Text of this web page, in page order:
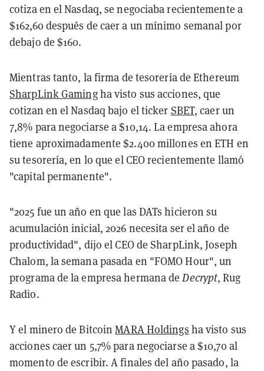
cotiza en el Nasdaq, se negociaba recientemente a
$162,60 después de caer a un mínimo semanal por
debajo de $160.
Mientras tanto, la firma de tesorería de Ethereum
SharpLink Gamingha visto sus acciones, que
cotizan en el Nasdaq bajo el ticker SBET, caer un
7,8% para negociarse a $10,14. La empresa ahora
tiene aproximadamente $2.400 millones en ETH en
su tesorería, en lo que el CEO recientemente llamó
"capital permanente".
"2025 fue un año en que las DATs hicieron su
acumulación inicial, 2026 necesita ser el año de
productividad", dijo el CEO de SharpLink, Joseph
Chalom, la semana pasada en "FOMO Hour", un
programa de la empresa hermana deDecrypt, Rug
Radio.
Y el minero de BitcoinMARA Holdings ha visto sus
acciones caer un 5,7% para negociarse a $10,70 al
momento de escribir. A finales del año pasado, la